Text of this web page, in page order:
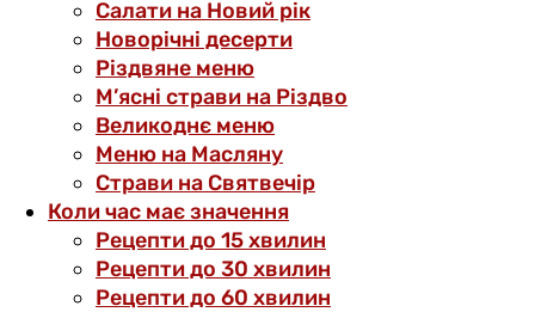
Салати на Новий рік
Новорічні десерти
Різдвяне меню
М’ясні страви на Різдво
Великоднє меню
Меню на Масляну
Страви на Святвечір
Коли час має значення
Рецепти до 15 хвилин
Рецепти до 30 хвилин
Рецепти до 60 хвилин